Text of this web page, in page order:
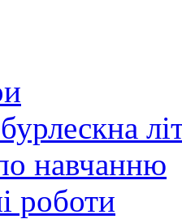
навчанню
роботи